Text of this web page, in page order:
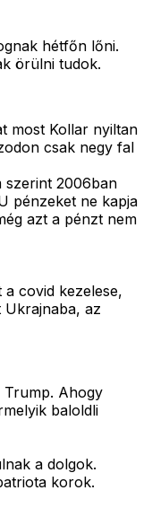
hétfőn lőni.
örülni tudok.
most Kollar nyiltan
csak negy fal
szerint 2006ban
pénzeket ne kapja
azt a pénzt nem
a covid kezelese,
Ukrajnaba, az
Trump. Ahogy
baloldli
a dolgok.
korok.